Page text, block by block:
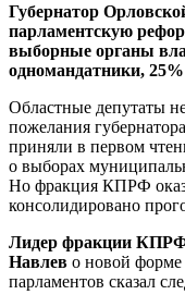
Губернатор
парламентскую
выборные органы
одномандатники,
Областные депутаты
пожелания
приняли в первом
о выборах
Но фракция КПРФ
консолидировано
Лидер фракции КПРФ
Навлев о новой
парламентов сказал